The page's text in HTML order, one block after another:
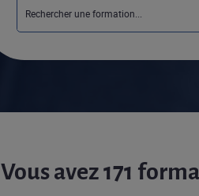
Vous avez 171